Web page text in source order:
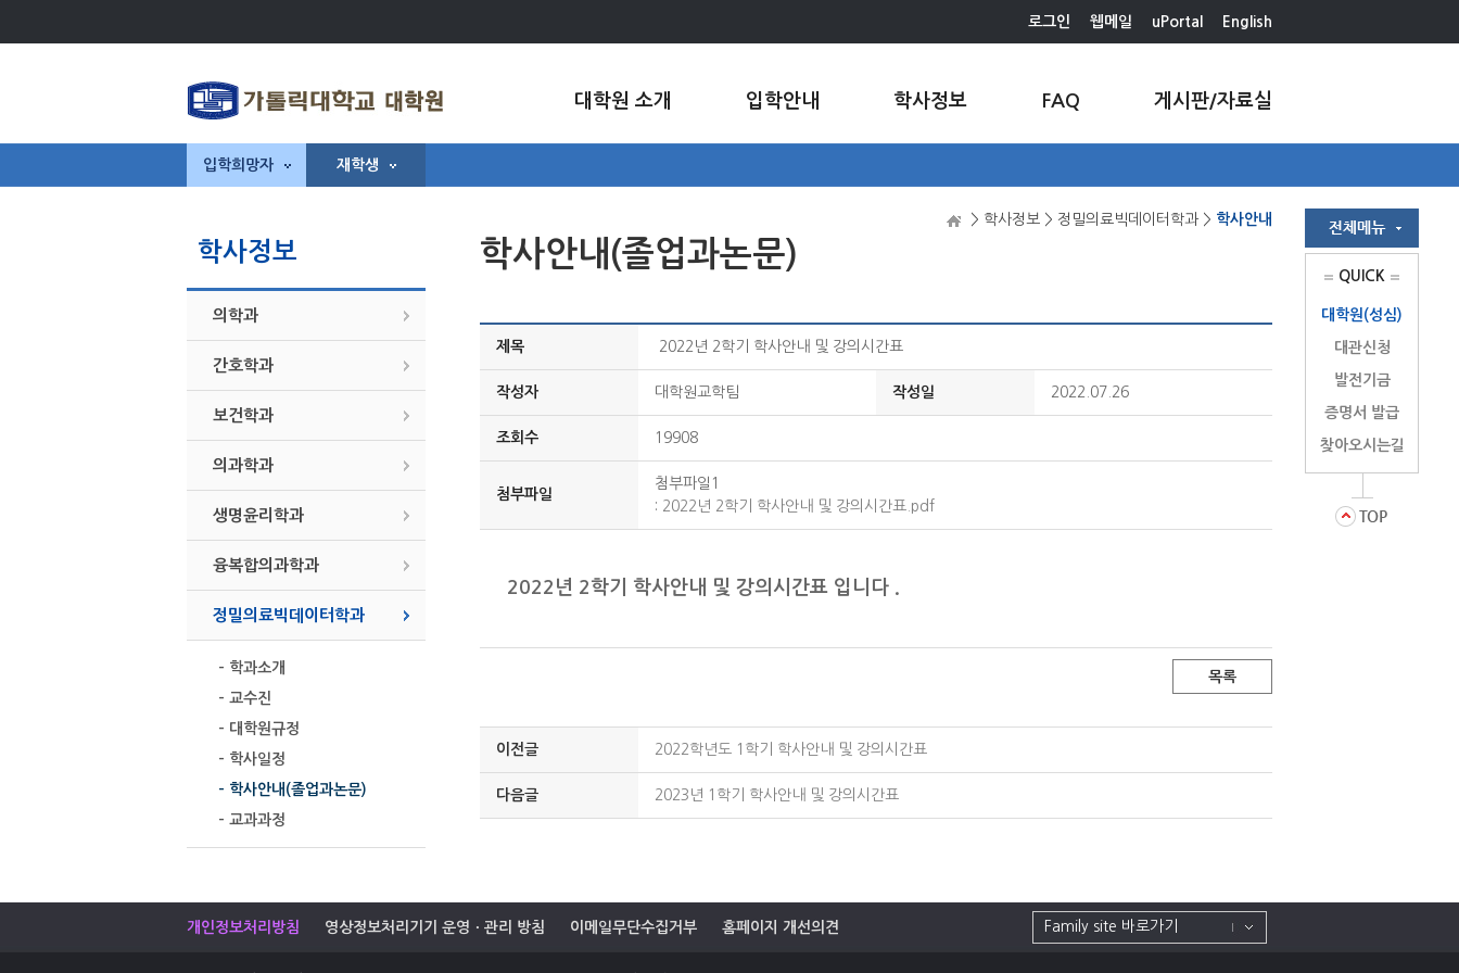
로그인 웹메일 uPortal English
대학원 소개 입학안내 학사정보 FAQ 게시판/자료실
입학희망자 재학생
학사정보
의학과
간호학과
보건학과
의과학과
생명윤리학과
융복합의과학과
정밀의료빅데이터학과
- 학과소개
- 교수진
- 대학원규정
- 학사일정
- 학사안내(졸업과논문)
- 교과과정
> 학사정보 > 정밀의료빅데이터학과 > 학사안내
학사안내(졸업과논문)
제목 2022년 2학기 학사안내 및 강의시간표
작성자 대학원교학팀 작성일 2022.07.26
조회수 19908
첨부파일
첨부파일1
: 2022년 2학기 학사안내 및 강의시간표.pdf
2022년 2학기 학사안내 및 강의시간표 입니다 .
목록
이전글 2022학년도 1학기 학사안내 및 강의시간표
다음글 2023년 1학기 학사안내 및 강의시간표
개인정보처리방침 영상정보처리기기 운영ㆍ관리 방침 이메일무단수집거부 홈페이지 개선의견 Family site 바로가기
QUICK
대학원(성심)
대관신청
발전기금
증명서 발급
찾아오시는길